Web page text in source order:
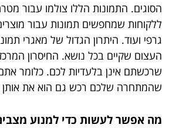
הסוגים. התמונות הללו צולמו עבור
ללקוחות שמחפשים תמונות עבור
גרפי ועוד. היתרון הגדול של מאגרי
העצום שקיים בכל נושא. החיסרון
שרכשתם אינן בלעדיות לכם. כלומר
שהמתחרה שלכם רכש גם הוא את אותן
מה אפשר לעשות כדי למנוע